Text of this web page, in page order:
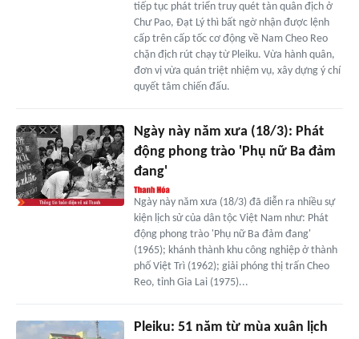
tiếp tục phát triển truy quét tàn quân địch ở
Chư Pao, Đạt Lý thì bất ngờ nhận được lệnh
cấp trên cấp tốc cơ động về Nam Cheo Reo
chặn địch rút chạy từ Pleiku. Vừa hành quân,
đơn vị vừa quán triệt nhiệm vụ, xây dựng ý chí
quyết tâm chiến đấu.
Ngày này năm xưa (18/3): Phát
động phong trào 'Phụ nữ Ba đảm
đang'
Ngày này năm xưa (18/3) đã diễn ra nhiều sự
kiện lịch sử của dân tộc Việt Nam như: Phát
động phong trào 'Phụ nữ Ba đảm đang'
(1965); khánh thành khu công nghiệp ở thành
phố Việt Trì (1962); giải phóng thị trấn Cheo
Reo, tỉnh Gia Lai (1975)...
Pleiku: 51 năm từ mùa xuân lịch